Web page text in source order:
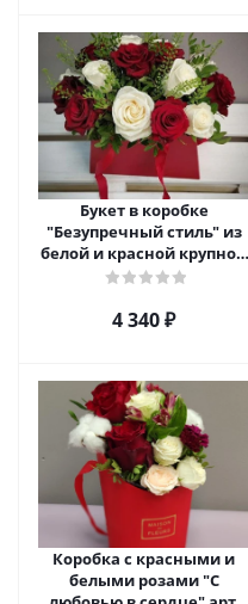
Букет в коробке
"Безупречный стиль" из
белой и красной крупной
розы Эквадор. арт. 5515
4 340₽
Коробка с красными и
белыми розами "С